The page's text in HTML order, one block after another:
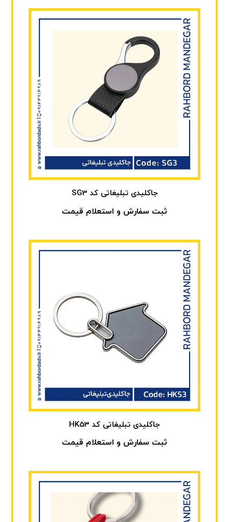
جاکلیدی تبلیغاتی کد SG3
ثبت سفارش و استعلام قیمت
جاکلیدی تبلیغاتی کد HK53
ثبت سفارش و استعلام قیمت